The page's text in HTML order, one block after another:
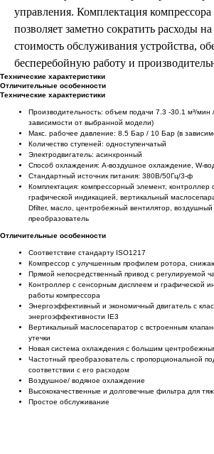
управления. Комплектация
позволяет заметно сократить расходы
стоимость обслуживания устройства,
бесперебойную работу и
Технические характеристики
Отличительные особенности
Технические характеристики
Производительность: объем подачи 7.3 -30.1 м³/мин
зависимости от выбранной модели)
Макс. рабочее давление: 8.5 Бар / 10 Бар (в
Количество ступеней: одноступенчатый
Электродвигатель: асинхронный
Способ охлаждения: A-воздушное охлаждение, W-
Стандартный источник питания: 380В/50Гц/3-ф
Комплектация: компрессорный элемент, контроллер
графической индикацией, вертикальный
Dfilter, масло, центробежный вентилятор, воздушный
преобразователь
Отличительные особенности
Соответствие стандарту ISO1217
Компрессор с улучшенным профилем ротора,
Прямой непосредственный привод с регулируемой
Контроллер с сенсорным дисплеем и графической
работы компрессора
Энергоэффективный и экономичный двигатель c
энергоэффективности IE3
Вертикальный маслосепаратор с встроенным
утечки
Новая система охлаждения с большим
Частотный преобразователь с пропорциональной
соответствии с его расходом
Воздушное/ водяное охлаждение
Высококачественные и долговечные фильтра для
Простое обслуживание